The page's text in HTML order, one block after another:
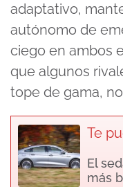
adaptativo,
autónomo de
ciego en ambos
que algunos
tope de gama,
Te
El
más